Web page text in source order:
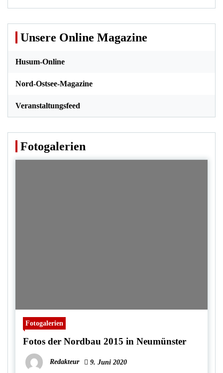
Unsere Online Magazine
Husum-Online
Nord-Ostsee-Magazine
Veranstaltungsfeed
Fotogalerien
Fotogalerien
Fotos der Nordbau 2015 in Neumünster
Redakteur 9. Juni 2020